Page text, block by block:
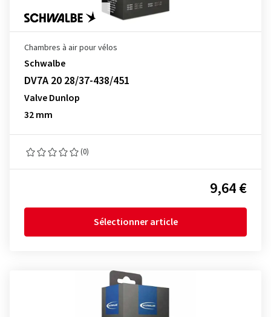
Chambres à air pour vélos
Schwalbe
DV7A 20 28/37-438/451
Valve Dunlop
32 mm
(0)
9,64 €
Sélectionner article